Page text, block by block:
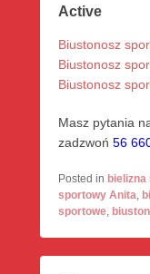
Active
Biustonosz
Biustonosz
Biustonosz
Masz pytania
zadzwoń 56
Posted in
sportowy Anita,
sportowe,